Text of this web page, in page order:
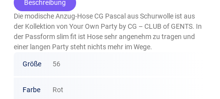
Beschreibung
Die modische Anzug-Hose CG Pascal aus Schurwolle ist aus
der Kollektion von Your Own Party by CG – CLUB of GENTS. In
der Passform slim fit ist Hose sehr angenehm zu tragen und
einer langen Party steht nichts mehr im Wege.
Größe 56
Farbe Rot